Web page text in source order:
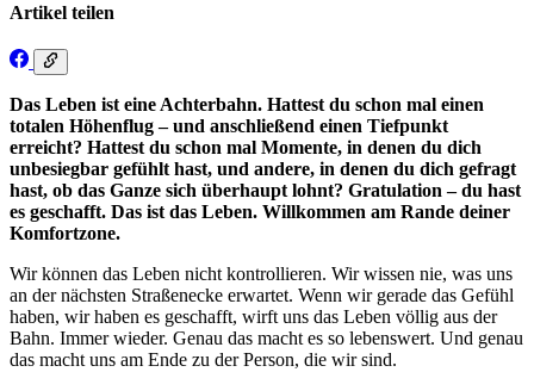
Artikel teilen
Das Leben ist eine Achterbahn. Hattest du schon mal einen
totalen Höhenflug – und anschließend einen Tiefpunkt
erreicht? Hattest du schon mal Momente, in denen du dich
unbesiegbar gefühlt hast, und andere, in denen du dich gefragt
hast, ob das Ganze sich überhaupt lohnt? Gratulation – du hast
es geschafft. Das ist das Leben. Willkommen am Rande deiner
Komfortzone.
Wir können das Leben nicht kontrollieren. Wir wissen nie, was uns
an der nächsten Straßenecke erwartet. Wenn wir gerade das Gefühl
haben, wir haben es geschafft, wirft uns das Leben völlig aus der
Bahn. Immer wieder. Genau das macht es so lebenswert. Und genau
das macht uns am Ende zu der Person, die wir sind.